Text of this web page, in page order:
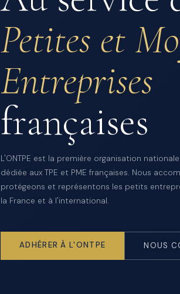
Petites et
Entreprises
françaises
L'ONTPE est la première organisation
dédiée aux TPE et PME françaises. Nous
protégeons et représentons les petits
la France et à l'international.
ADHÉRER À L'ONTPE NOUS